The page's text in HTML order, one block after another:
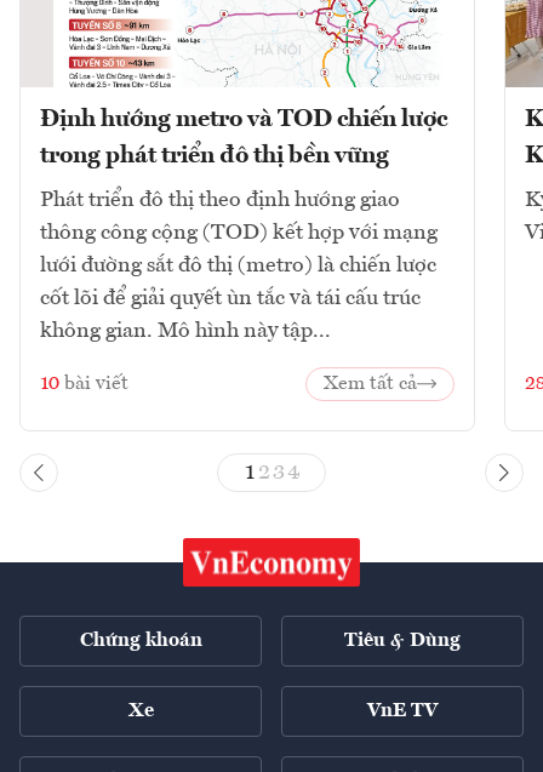
Định hướng metro và TOD chiến lược
trong phát triển đô thị bền vững
Phát triển đô thị theo định hướng giao
thông công cộng (TOD) kết hợp với mạng
lưới đường sắt đô thị (metro) là chiến lược
cốt lõi để giải quyết ùn tắc và tái cấu trúc
không gian. Mô hình này tập...
10 bài viết Xem tất cả
1 23 4
Chứng khoán Tiêu & Dùng
Xe VnE TV